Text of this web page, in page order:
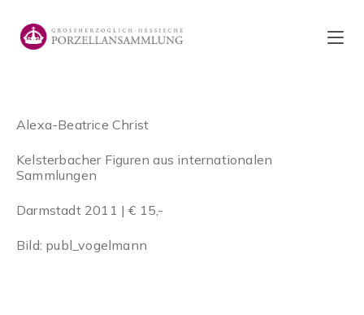
springen
Alexa-Beatrice Christ
Kelsterbacher Figuren aus internationalen
Sammlungen
Darmstadt 2011 | € 15,-
Bild: publ_vogelmann